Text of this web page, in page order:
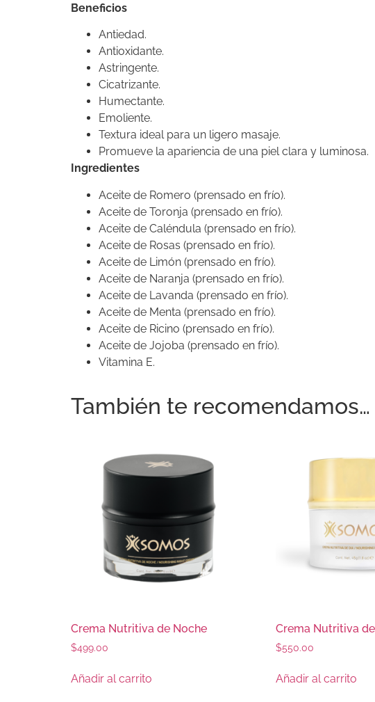
Beneficios
Antiedad.
Antioxidante.
Astringente.
Cicatrizante.
Humectante.
Emoliente.
Textura ideal para un ligero masaje.
Promueve la apariencia de una piel clara y luminosa.
Ingredientes
Aceite de Romero (prensado en frío).
Aceite de Toronja (prensado en frío).
Aceite de Caléndula (prensado en frío).
Aceite de Rosas (prensado en frío).
Aceite de Limón (prensado en frío).
Aceite de Naranja (prensado en frío).
Aceite de Lavanda (prensado en frío).
Aceite de Menta (prensado en frío).
Aceite de Ricino (prensado en frío).
Aceite de Jojoba (prensado en frío).
Vitamina E.
También te recomendamos…
Crema Nutritiva de Noche
$499.00
Añadir al carrito
Crema Nutritiva
$550.00
Añadir al carrito